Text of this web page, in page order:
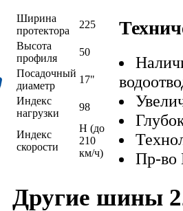
Ширина
протектора
225
Высота
профиля
50
Посадочный
диаметр
17"
Индекс
нагрузки
98
Индекс
скорости
H (до
210
км/ч)
Пр-во
Другие шины